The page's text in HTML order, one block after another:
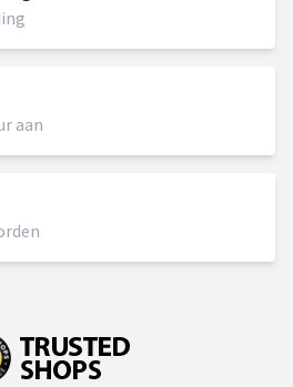
aan